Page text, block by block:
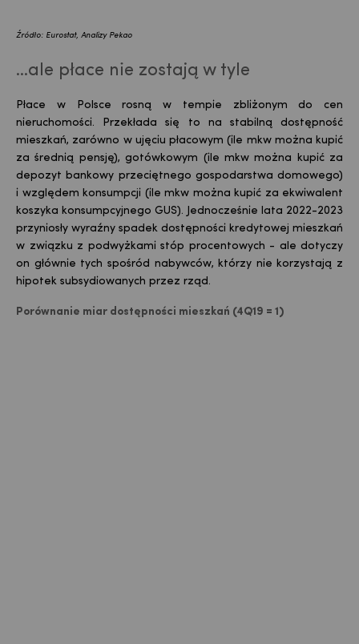
Źródło: Eurostat, Analizy Pekao
...ale płace nie zostają w tyle
Płace w Polsce rosną w tempie zbliżonym do cen
nieruchomości. Przekłada się to na stabilną dostępność
mieszkań, zarówno w ujęciu płacowym (ile mkw można kupić
za średnią pensję), gotówkowym (ile mkw można kupić za
depozyt bankowy przeciętnego gospodarstwa domowego)
i względem konsumpcji (ile mkw można kupić za ekwiwalent
koszyka konsumpcyjnego GUS). Jednocześnie lata 2022-2023
przyniosły wyraźny spadek dostępności kredytowej mieszkań
w związku z podwyżkami stóp procentowych - ale dotyczy
on głównie tych spośród nabywców, którzy nie korzystają z
hipotek subsydiowanych przez rząd.
Porównanie miar dostępności mieszkań (4Q19 = 1)